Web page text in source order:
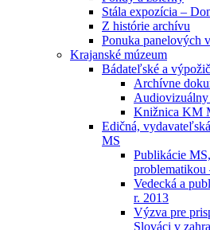
Stála expozícia –
Z histórie archívu
Ponuka panelových
Krajanské múzeum
Bádateľské a
Archívne
Knižnica KM
Edičná,
MS
Publikácie
problematikou
Vedecká a
r. 2013
Výzva pre
Slováci v